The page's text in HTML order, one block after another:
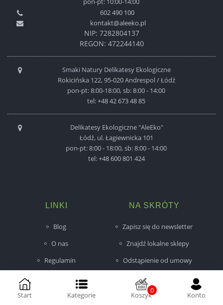
602 490 100
kontakt@aleeko.pl
NIP: 7282804137
REGON: 472244140
Smaki Natury Delikatesy Ekologiczne
Rokicińska 122, 95-020 Andrespol / Łódź
pon-pt: 8:00-18:00, sb: 8:00 - 14:00
tel:+48 42 673 48 85
Delikatesy Ekologiczne "AleEko"
Łódź, ul. Łagiewnicka 101
pon-pt: 8:00 - 18:00, sb: 8:00 - 14:00
tel:+48 600 801 424
LINKI
Blog
O nas
Regulamin
Dostawa
NA SKRÓTY
Zapisz się do newsletter
Znajdź lokalne sklepy
Odstąpienie od umowy
Start Kategorie Koszyk
0
Konto